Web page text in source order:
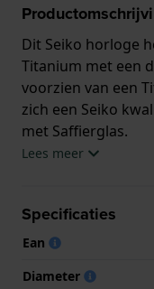
Dit Seiko horloge
Titanium met een
voorzien van een
zich een Seiko
met Saffierglas.
horloge geleverd
Lees meer
Specificaties
Ean
Diameter